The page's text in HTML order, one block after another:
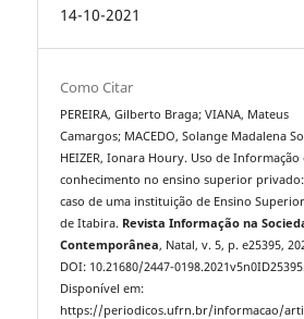
14-10-2021
Como Citar
PEREIRA, Gilberto Braga; VIANA, Mateus
Camargos; MACEDO, Solange Madalena
HEIZER, Ionara Houry. Uso de Informação
conhecimento no ensino superior
caso de uma instituição de Ensino
de Itabira. Revista Informação na
Contemporânea, Natal, v. 5, p. e25395,
DOI: 10.21680/2447-0198.2021v5n0ID25395.
Disponível em:
https://periodicos.ufrn.br/informacao/